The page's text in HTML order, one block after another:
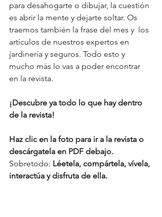
para desahogarte o dibujar, la cuestión
es abrir la mente y dejarte soltar. Os
traemos también la frase del mes y  los
artículos de nuestros expertos en
jardinería y seguros. Todo esto y
mucho más lo vas a poder encontrar
en la revista.
¡Descubre ya todo lo que hay dentro
de la revista!
Haz clic en la foto para ir a la revista o
descárgatela en PDF debajo.
Sobretodo: Léetela, compártela, vívela,
interactúa y disfruta de ella.